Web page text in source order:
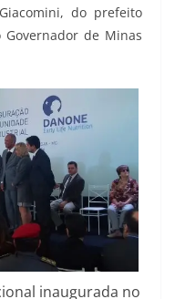
do prefeito
de Minas
inaugurada no